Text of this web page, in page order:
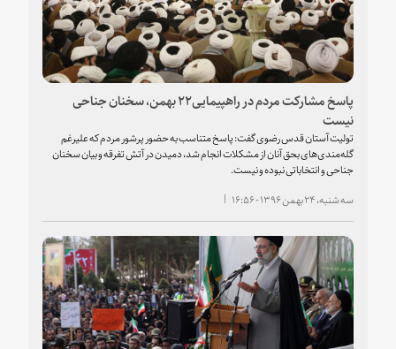
پاسخ مشارکت مردم در راهپیمایی۲۲ بهمن، سخنان جناحی
نیست
تولیت آستان قدس رضوی گفت: پاسخ متناسب به حضور پرشور مردم که علیرغم
گله‌مندی‌های بحق آنان از مشکلات انجام شد، دمیدن در آتش تفرقه و بیان سخنان
جناحی و انتخاباتی نبوده و نیست.
سه شنبه، ۲۴ بهمن ۱۳۹۶ - ۱۶:۵۶